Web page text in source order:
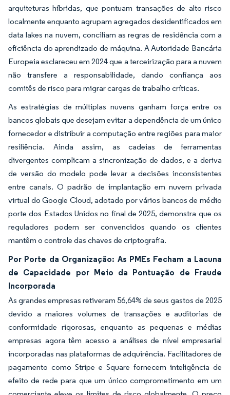
arquiteturas híbridas, que pontuam transações de alto risco
localmente enquanto agrupam agregados desidentificados em
data lakes na nuvem, conciliam as regras de residência com a
eficiência do aprendizado de máquina. A Autoridade Bancária
Europeia esclareceu em 2024 que a terceirização para a nuvem
não transfere a responsabilidade, dando confiança aos
comitês de risco para migrar cargas de trabalho críticas.
As estratégias de múltiplas nuvens ganham força entre os
bancos globais que desejam evitar a dependência de um único
fornecedor e distribuir a computação entre regiões para maior
resiliência. Ainda assim, as cadeias de ferramentas
divergentes complicam a sincronização de dados, e a deriva
de versão do modelo pode levar a decisões inconsistentes
entre canais. O padrão de implantação em nuvem privada
virtual do Google Cloud, adotado por vários bancos de médio
porte dos Estados Unidos no final de 2025, demonstra que os
reguladores podem ser convencidos quando os clientes
mantêm o controle das chaves de criptografia.
Por Porte da Organização: As PMEs Fecham a Lacuna
de Capacidade por Meio da Pontuação de Fraude
Incorporada
As grandes empresas retiveram 56,64% de seus gastos de 2025
devido a maiores volumes de transações e auditorias de
conformidade rigorosas, enquanto as pequenas e médias
empresas agora têm acesso a análises de nível empresarial
incorporadas nas plataformas de adquirência. Facilitadores de
pagamento como Stripe e Square fornecem inteligência de
efeito de rede para que um único comprometimento em um